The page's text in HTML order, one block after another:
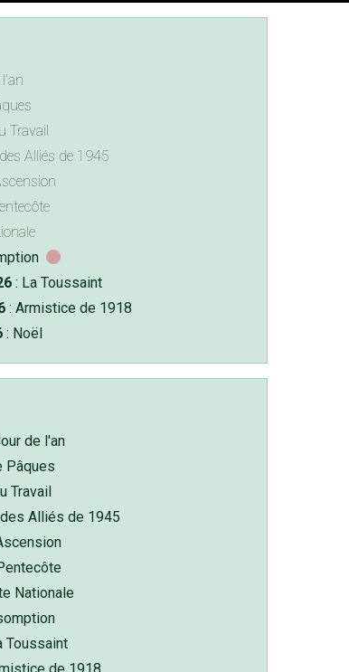
Travail
Alliés de 1945
: La Toussaint
: Armistice de 1918
: Noël
de l'an
Pâques
Travail
Alliés de 1945
Nationale
Toussaint
de 1918